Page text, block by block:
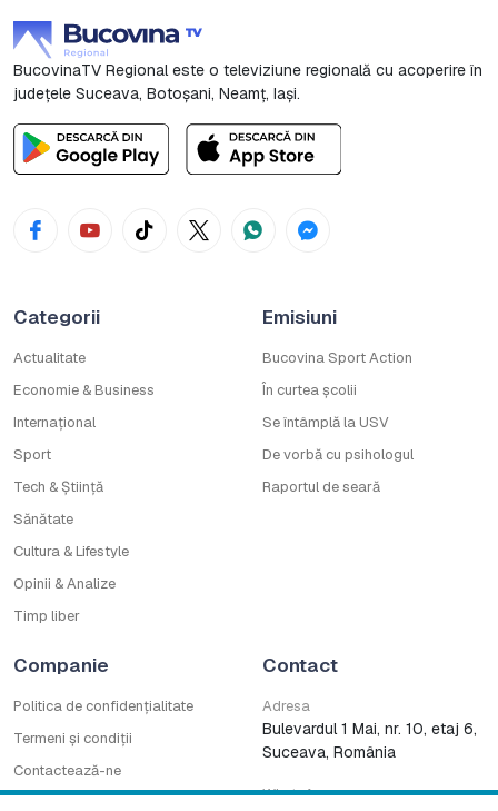
BucovinaTV Regional este o televiziune regională cu acoperire în
județele Suceava, Botoşani, Neamț, Iași.
Categorii
Actualitate
Economie & Business
Internațional
Sport
Tech & Știință
Sănătate
Cultura & Lifestyle
Opinii & Analize
Timp liber
Emisiuni
Bucovina Sport Action
În curtea școlii
Se întâmplă la USV
De vorbă cu psihologul
Raportul de seară
Companie
Politica de confidențialitate
Termeni și condiții
Contactează-ne
Contact
Adresa
Bulevardul 1 Mai, nr. 10, etaj 6,
Suceava, România
WhatsApp